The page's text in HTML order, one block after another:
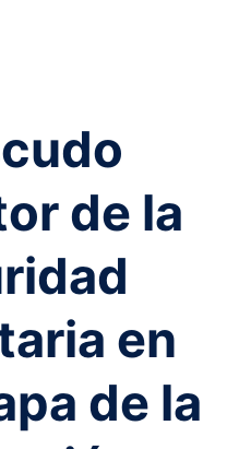
de la
en
de la